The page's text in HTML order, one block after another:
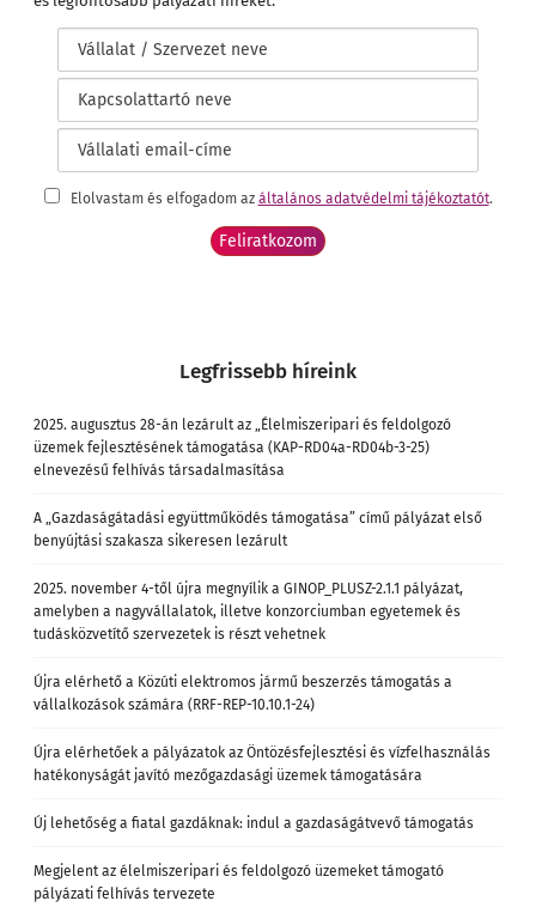
Elolvastam és elfogadom az általános adatvédelmi tájékoztatót.
Legfrissebb híreink
2025. augusztus 28-án lezárult az „Élelmiszeripari és feldolgozó
üzemek fejlesztésének támogatása (KAP-RD04a-RD04b-3-25)
elnevezésű felhívás társadalmasítása
A „Gazdaságátadási együttműködés támogatása” című pályázat első
benyújtási szakasza sikeresen lezárult
2025. november 4-től újra megnyílik a GINOP_PLUSZ-2.1.1 pályázat,
amelyben a nagyvállalatok, illetve konzorciumban egyetemek és
tudásközvetítő szervezetek is részt vehetnek
Újra elérhető a Közúti elektromos jármű beszerzés támogatás a
vállalkozások számára (RRF-REP-10.10.1-24)
Újra elérhetőek a pályázatok az Öntözésfejlesztési és vízfelhasználás
hatékonyságát javító mezőgazdasági üzemek támogatására
Új lehetőség a fiatal gazdáknak: indul a gazdaságátvevő támogatás
Megjelent az élelmiszeripari és feldolgozó üzemeket támogató
pályázati felhívás tervezete